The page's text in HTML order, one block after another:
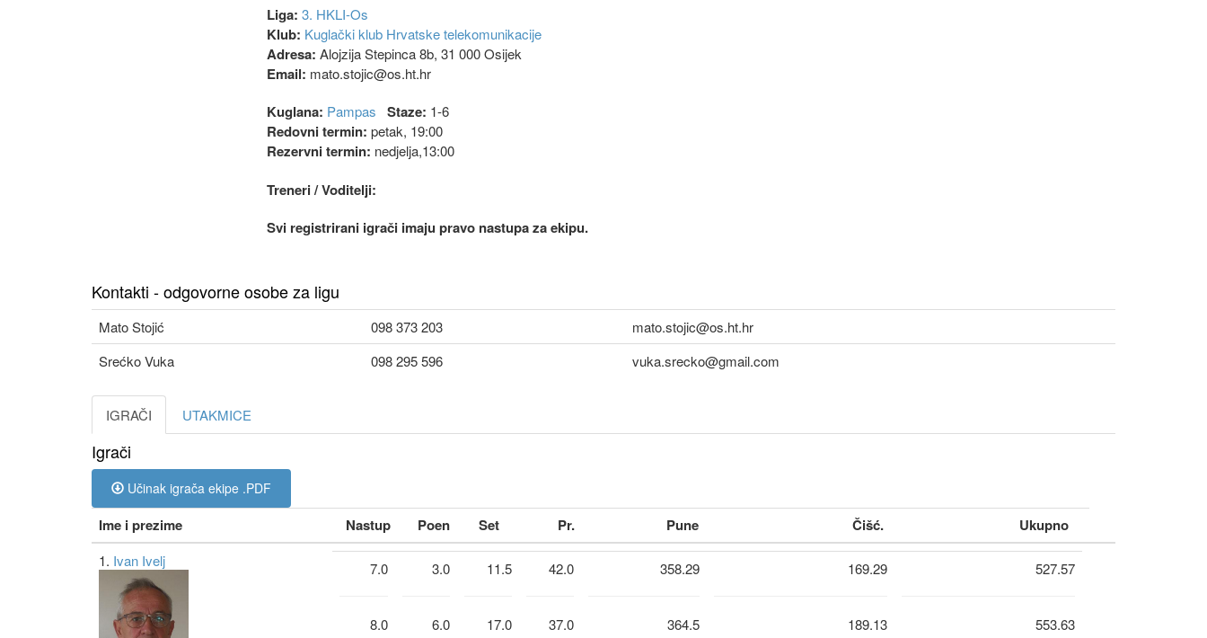
Liga: 3. HKLI-Os
Klub: Kuglački klub Hrvatske telekomunikacije
Adresa: Alojzija Stepinca 8b, 31 000 Osijek
Email: mato.stojic@os.ht.hr
Kuglana: Pampas Staze: 1-6
Redovni termin: petak, 19:00
Rezervni termin: nedjelja,13:00
Treneri / Voditelji:
Svi registrirani igrači imaju pravo nastupa za ekipu.
Kontakti - odgovorne osobe za ligu
Mato Stojić 098 373 203
mato.stojic@os.ht.hr
Srećko Vuka
098 295 596 vuka.srecko@gmail.com
IGRAČI UTAKMICE
Igrači
Učinak igrača ekipe .PDF
Ime i prezime Nastup Poen Set Pr. Pune Čišć. Ukupno
1. Ivan Ivelj 7.0
8.0
3.0
6.0
11.5
17.0
42.0
37.0
358.29
364.5
169.29
189.13
527.57
553.63